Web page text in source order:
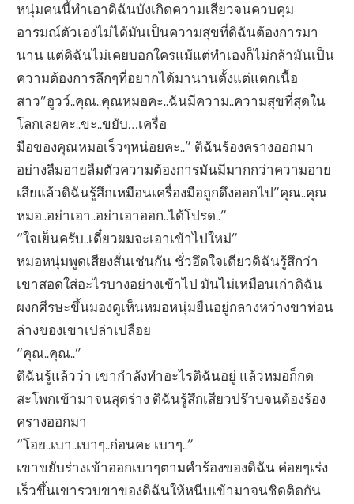
หนุ่มคนนี้ทำเอาดิฉันบังเกิดความเสียวจนควบคุม
อารมณ์ตัวเองไม่ได้มันเป็นความสุขที่ดิฉันต้องการมา
นาน แต่ดิฉันไม่เคยบอกใครแม้แต่ทำเองก็ไม่กล้ามันเป็น
ความต้องการลึกๆที่อยากได้มานานตั้งแต่แตกเนื้อ
สาว”อูวว์..คุณ..คุณหมอคะ..ฉันมีความ..ความสุขที่สุดใน
โลกเลยคะ..ขะ..ขยับ…เครื่อ
มือของคุณหมอเร็วๆหน่อยคะ..” ดิฉันร้องครางออกมา
อย่างลืมอายลืมตัวความต้องการมันมีมากกว่าความอาย
เสียแล้วดิฉันรู้สึกเหมือนเครื่องมือถูกดึงออกไป”คุณ..คุณ
หมอ..อย่าเอา..อย่าเอาออก..ได้โปรด..”
“ใจเย็นครับ..เดี๋ยวผมจะเอาเข้าไปใหม่”
หมอหนุ่มพูดเสียงสั่นเช่นกัน ชั่วอึดใจเดียวดิฉันรู้สึกว่า
เขาสอดใส่อะไรบางอย่างเข้าไป มันไม่เหมือนเก่าดิฉัน
ผงกศีรษะขึ้นมองดูเห็นหมอหนุ่มยืนอยู่กลางหว่างขาท่อน
ล่างของเขาเปล่าเปลือย
“คุณ..คุณ..”
ดิฉันรู้แล้วว่า เขากำลังทำอะไรดิฉันอยู่ แล้วหมอก็กด
สะโพกเข้ามาจนสุดร่าง ดิฉันรู้สึกเสียวปร๊าบจนต้องร้อง
ครางออกมา
“โอย..เบา..เบาๆ..ก่อนคะ เบาๆ..”
เขาขยับร่างเข้าออกเบาๆตามคำร้องของดิฉัน ค่อยๆเร่ง
เร็วขึ้นเขารวบขาของดิฉันให้หนีบเข้ามาจนชิดติดกัน